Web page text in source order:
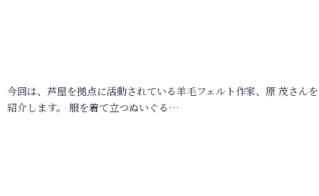
今回は、芦屋を拠点に活動されている羊毛フェルト作家、原 茂さん
紹介します。 服を着て立つぬいぐる…